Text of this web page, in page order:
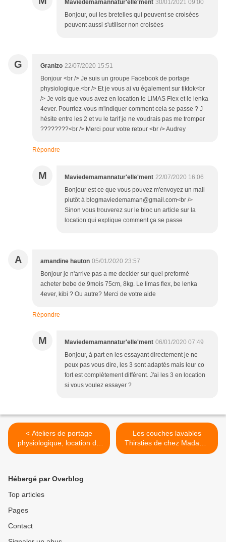
Maviedemamannatur'elle'ment 30/01/2021 09:00
Bonjour, oui les bretelles qui peuvent se croisées
peuvent aussi s'utiliser non croisées
G Granizo 22/07/2020 15:51
Bonjour <br /> Je suis un groupe Facebook de portage
physiologique.<br /> Et je vous ai vu également sur tiktok<br
/> Je vois que vous avez en location le LIMAS Flex et le lenka
4ever. Pourriez-vous m'indiquer comment cela se passe ? J
hésite entre les 2 et vu le tarif je ne voudrais pas me tromper
????????<br /> Merci pour votre retour <br /> Audrey
Répondre
M Maviedemamannatur'elle'ment 22/07/2020 16:06
Bonjour est ce que vous pouvez m'envoyez un mail
plutôt à blogmaviedemaman@gmail.com<br />
Sinon vous trouverez sur le bloc un article sur la
location qui explique comment ça se passe
A amandine hauton 05/01/2020 23:57
Bonjour je n'arrive pas a me decider sur quel preformé
acheter bebe de 9mois 75cm, 8kg. Le limas flex, be lenka
4ever, kibi ? Ou autre? Merci de votre aide
Répondre
M Maviedemamannatur'elle'ment 06/01/2020 07:49
Bonjour, à part en les essayant directement je ne
peux pas vous dire, les 3 sont adaptés mais leur co
fort est complètement différent. J'ai les 3 en location
si vous voulez essayer ?
< Ateliers de portage
physiologique, location de
porte bébé et ateliers
Les couches lavables
Thirsties de chez Madame
GS >
Hébergé par Overblog
Top articles
Pages
Contact